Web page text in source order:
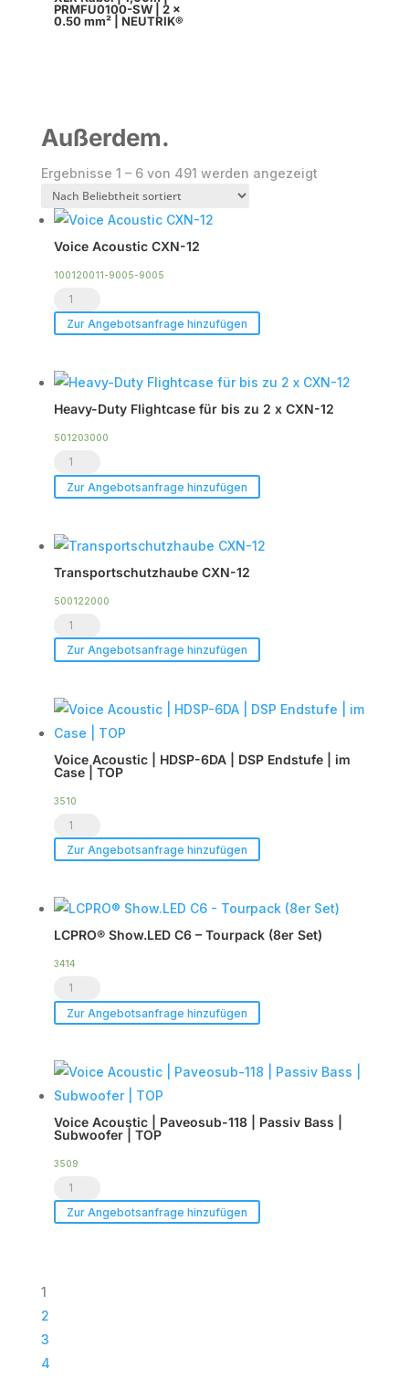
PRMFU0100-SW | 2 x
0.50 mm² | NEUTRIK®
Außerdem.
Ergebnisse 1 – 6 von 491 werden angezeigtNach
Voice Acoustic CXN-12
100120011-9005-9005
Voice
Acoustic
12
Menge
Zur Angebotsanfrage hinzufügen
Heavy-Duty Flightcase für bis zu 2 x CXN-12
501203000
Heavy-
Duty
für
zu
2
CXN-
Menge
Zur Angebotsanfrage hinzufügen
Transportschutzhaube CXN-12
500122000
Transportschutzhaube
CXN-
Menge
Zur Angebotsanfrage hinzufügen
Voice Acoustic | HDSP-6DA | DSP Endstufe | im
Case | TOP
3510
Voice
Acoustic
HDSP-
6DA
|
DSP
Endstufe
Case
Menge
Zur Angebotsanfrage hinzufügen
LCPRO® Show.LED C6 – Tourpack (8er Set)
3414
LCPRO®
Show.LED
-
Tourpack
(8er
Set)
Zur Angebotsanfrage hinzufügen
Voice Acoustic | Paveosub-118 | Passiv Bass |
Subwoofer | TOP
3509
Voice
Acoustic
Zur Angebotsanfrage hinzufügen
1
2
3
4